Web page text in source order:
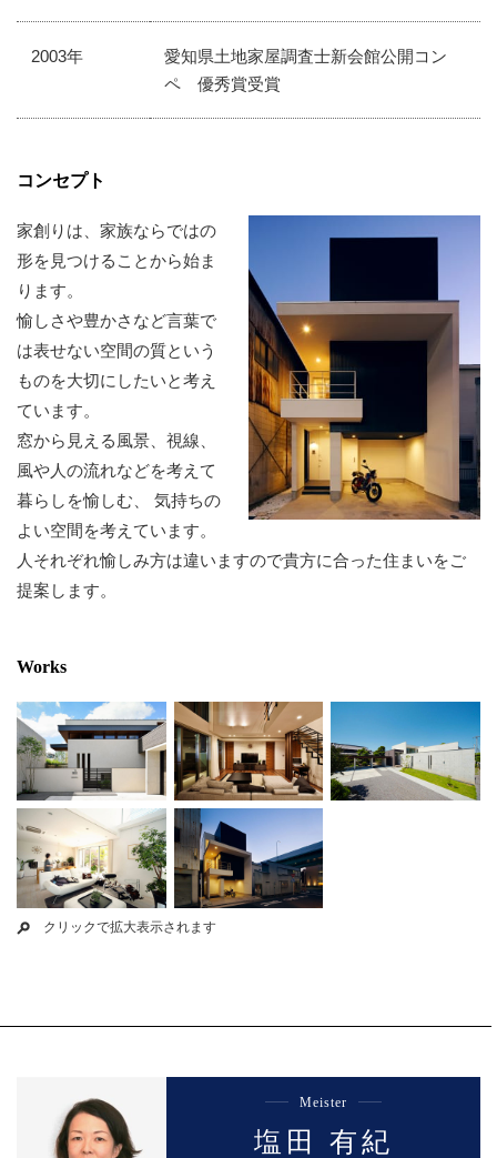
2003年
愛知県土地家屋調査士新会館公開コン
ペ 優秀賞受賞
コンセプト
家創りは、家族ならではの
形を見つけることから始ま
ります。
愉しさや豊かさなど言葉で
は表せない空間の質という
ものを大切にしたいと考え
ています。
窓から見える風景、視線、
風や人の流れなどを考えて
暮らしを愉しむ、
気持ちの
よい空間を考えています。
人それぞれ愉しみ方は違いますので貴方に合った住まいをご
提案します。
Works
クリックで拡大表示されます
Meister
塩田 有紀